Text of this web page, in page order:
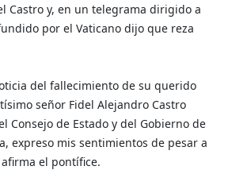
Castro y, en un telegrama dirigido a
por el Vaticano dijo que reza
del fallecimiento de su querido
señor Fidel Alejandro Castro
Consejo de Estado y del Gobierno de
expreso mis sentimientos de pesar a
el pontífice.